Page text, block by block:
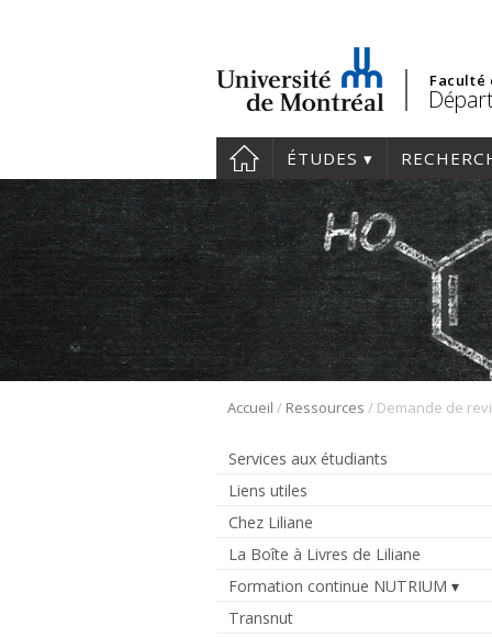
Faculté
ÉTUDES
Accueil / Ressources / Demande de
Services aux étudiants
Liens utiles
Chez Liliane
La Boîte à Livres de Liliane
Formation continue NUTRIUM
Transnut